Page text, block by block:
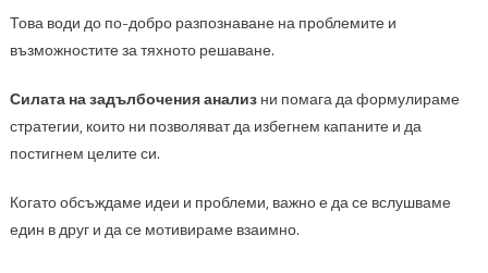
Това води до по-добро разпознаване на проблемите и
възможностите за тяхното решаване.
Силата на задълбочения анализни помага да формулираме
стратегии, които ни позволяват да избегнем капаните и да
постигнем целите си.
Когато обсъждаме идеи и проблеми, важно е да се вслушваме
един в друг и да се мотивираме взаимно.